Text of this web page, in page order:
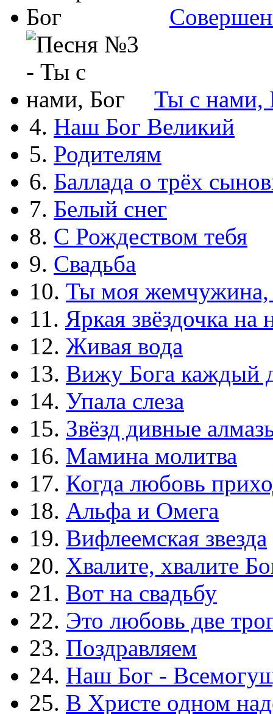
Ты с нами,
4. Наш Бог Великий
5. Родителям
6. Баллада о трёх
7. Белый снег
8. С Рождеством тебя
9. Свадьба
10. Ты моя жемчужина,
11. Яркая звёздочка на
12. Живая вода
13. Вижу Бога каждый
14. Упала слеза
15. Звёзд дивные
16. Мамина молитва
17. Когда любовь
18. Альфа и Омега
19. Вифлеемская звезда
20. Хвалите, хвалите
21. Вот на свадьбу
22. Это любовь две
23. Поздравляем
24. Наш Бог -
25. В Христе одном